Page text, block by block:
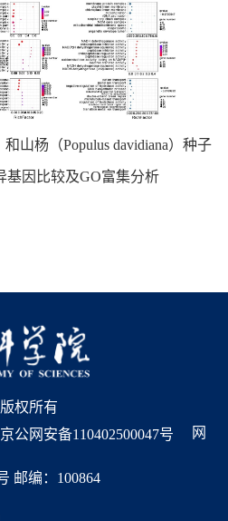
和山杨 （Populus davidiana） 种子
基因比较及GO富集分析
权所有
京公网安备110402500047号
网
邮编：100864